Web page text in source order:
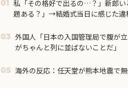
01 私「その格好で出るの…？」新郎い
題ある？」→結婚式当日に感じた違
03 外国人「日本の入国管理局で腹が
がちゃんと列に並ばないことだ」
05 海外の反応：任天堂が熊本地震で